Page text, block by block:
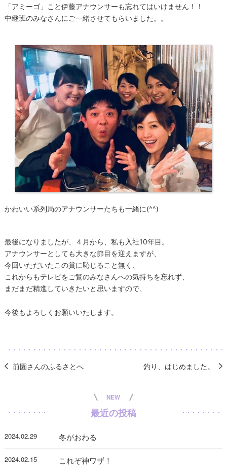
「アミーゴ」こと伊藤アナウンサーも忘れてはいけません！！
中継班のみなさんにご一緒させてもらいました。。
かわいい系列局のアナウンサーたちも一緒に(^^)
最後になりましたが、４月から、私も入社10年目。
アナウンサーとしても大きな節目を迎えますが、
今回いただいたこの賞に恥じること無く、
これからもテレビをご覧のみなさんへの気持ちを忘れず、
まだまだ精進していきたいと思いますので、
今後もよろしくお願いいたします。
前園さんのふるさとへ 釣り、はじめました。
NEW
最近の投稿
2024.02.29 冬がおわる
2024.02.15 これぞ神ワザ！